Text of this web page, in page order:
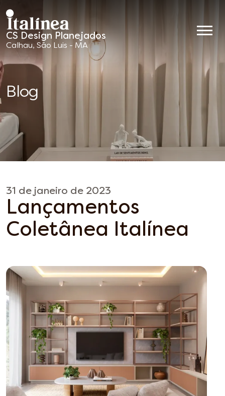
CS Design Planejados
Móveis
Planejados
Calhau, São Luis - MA
Blog
31 de janeiro de 2023
Lançamentos
Coletânea Italínea